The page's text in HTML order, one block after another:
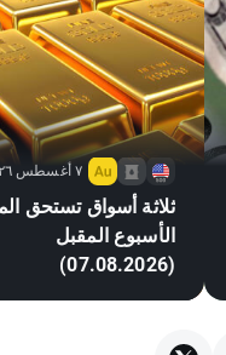
٧ أغسطس ٢٠٢٦, ٢١:٠٥
ثلاثة أسواق تستحق
الأسبوع المقبل
(07.08.2026)